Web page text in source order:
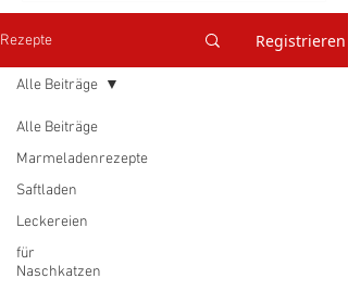
Rezepte Registrieren
Alle Beiträge
Marmeladenrezepte
Saftladen
Leckereien
für
Naschkatzen
Alle Beiträge